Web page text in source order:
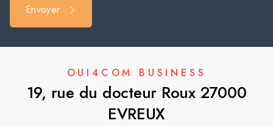
Envoyer
OUI4COM BUSINESS
19, rue du docteur Roux 27000
EVREUX